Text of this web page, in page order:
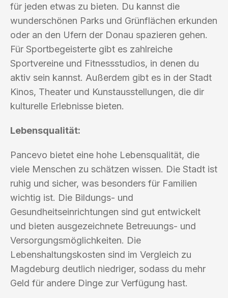
für jeden etwas zu bieten. Du kannst die
wunderschönen Parks und Grünflächen erkunden
oder an den Ufern der Donau spazieren gehen.
Für Sportbegeisterte gibt es zahlreiche
Sportvereine und Fitnessstudios, in denen du
aktiv sein kannst. Außerdem gibt es in der Stadt
Kinos, Theater und Kunstausstellungen, die dir
kulturelle Erlebnisse bieten.
Lebensqualität:
Pancevo bietet eine hohe Lebensqualität, die
viele Menschen zu schätzen wissen. Die Stadt ist
ruhig und sicher, was besonders für Familien
wichtig ist. Die Bildungs- und
Gesundheitseinrichtungen sind gut entwickelt
und bieten ausgezeichnete Betreuungs- und
Versorgungsmöglichkeiten. Die
Lebenshaltungskosten sind im Vergleich zu
Magdeburg deutlich niedriger, sodass du mehr
Geld für andere Dinge zur Verfügung hast.